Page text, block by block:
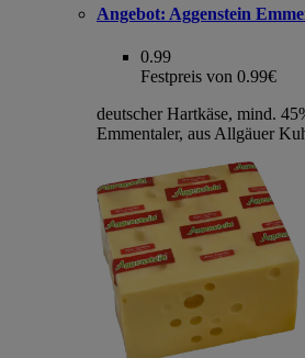
Angebot: Aggenstein
0.99
Festpreis von 0.99€
deutscher Hartkäse, mind.
Emmentaler, aus Allgäuer